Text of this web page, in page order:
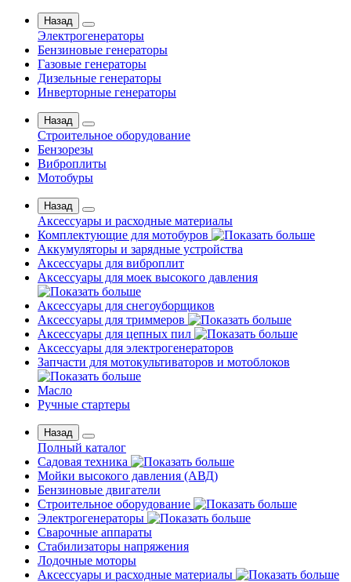
Назад
Электрогенераторы
Бензиновые генераторы
Газовые генераторы
Дизельные генераторы
Инверторные генераторы
Назад
Строительное оборудование
Бензорезы
Виброплиты
Мотобуры
Назад
Аксессуары и расходные материалы
Комплектующие для мотобуров
Аккумуляторы и зарядные устройства
Аксессуары для виброплит
Аксессуары для моек высокого давления
Аксессуары для снегоуборщиков
Аксессуары для триммеров
Аксессуары для цепных пил
Аксессуары для электрогенераторов
Запчасти для мотокультиваторов и мотоблоков
Масло
Ручные стартеры
Назад
Полный каталог
Садовая техника
Мойки высокого давления (АВД)
Бензиновые двигатели
Строительное оборудование
Электрогенераторы
Сварочные аппараты
Стабилизаторы напряжения
Лодочные моторы
Аксессуары и расходные материалы